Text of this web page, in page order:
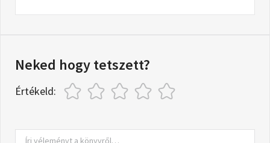
Neked hogy tetszett?
Értékeld: